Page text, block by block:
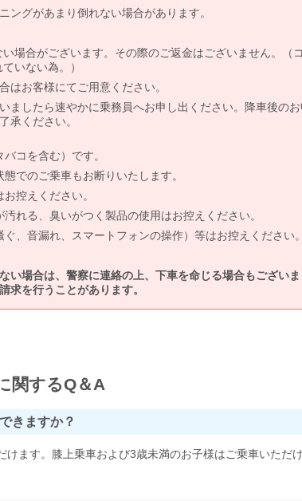
ングがあまり倒れない場合があります。
場合がございます。その際のご返金はございません。（
いない為。）
はお客様にてご用意ください。
ましたら速やかに乗務員へお申し出ください。降車後の
承ください。
コを含む）です。
でのご乗車もお断りいたします。
控えください。
れる、臭いがつく製品の使用はお控えください。
、音漏れ、スマートフォンの操作）等はお控えください
い場合は、警察に連絡の上、下車を命じる場合もございま
求を行うことがあります。
関するQ＆A
きますか？
ます。膝上乗車および3歳未満のお子様はご乗車いただ